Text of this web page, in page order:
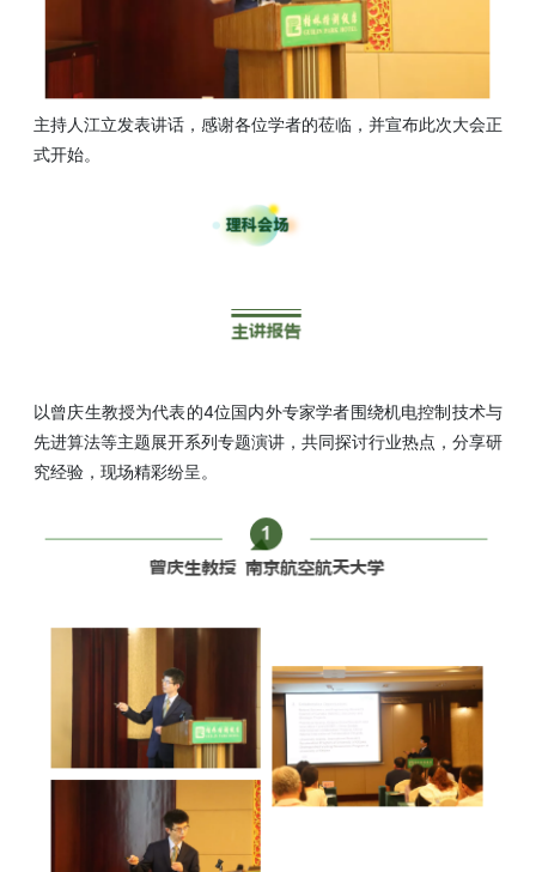
主持人江立发表讲话，感谢各位学者的莅临，并宣布此次大会正
式开始。
以曾庆生教授为代表的4位国内外专家学者围绕机电控制技术与
先进算法等主题展开系列专题演讲，共同探讨行业热点，分享研
究经验，现场精彩纷呈。